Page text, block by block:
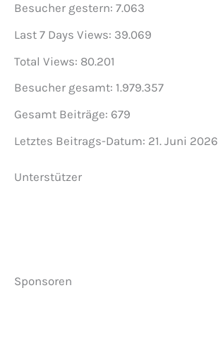
Besucher gestern: 7.063
Last 7 Days Views: 39.069
Total Views: 80.201
Besucher gesamt: 1.979.357
Gesamt Beiträge: 679
Letztes Beitrags-Datum: 21. Juni 2026
Unterstützer
Sponsoren